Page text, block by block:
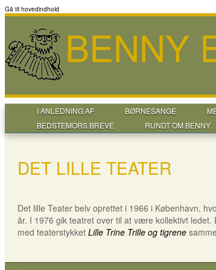
Gå til hovedindhold
BENNY
I ANLEDNING AF BØRNESANGE
BEDSTEMORS BREVE
RUNDT OM BENNY
DET LILLE TEATER
Det lille Teater belv oprettet i 1966 i København,
år. I 1976 gik teatret over til at være kollektivt
med teaterstykket Lille Trine Trille og tigrene